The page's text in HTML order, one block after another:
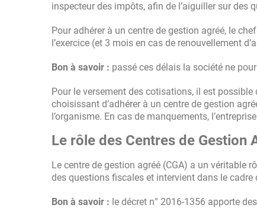
inspecteur des impôts, afin de l’aiguiller sur des
Pour adhérer à un centre de gestion agréé, le
l’exercice (et 3 mois en cas de renouvellement
Bon à savoir : passé ces délais la société ne
Pour le versement des cotisations, il est possible
choisissant d’adhérer à un centre de gestion
l’organisme. En cas de manquements,
Le rôle des Centres de Gestion
Le centre de gestion agréé (CGA) a un véritable
des questions fiscales et intervient dans le
Bon à savoir : le décret n° 2016-1356 apporte